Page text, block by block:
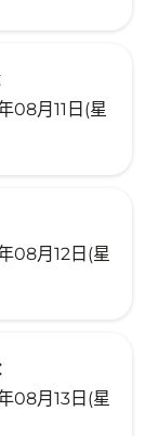
08月11日(星
08月12日(星
08月13日(星